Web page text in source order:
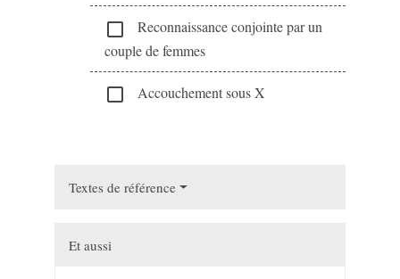
check_box_outline_blank
Reconnaissance conjointe par un
couple de femmes
check_box_outline_blank Accouchement sous X
Textes de référence
Et aussi